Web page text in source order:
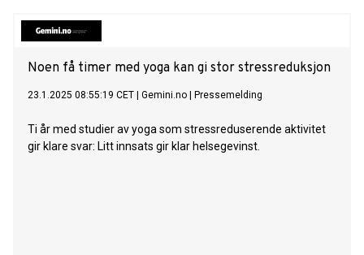
Noen få timer med yoga kan gi stor stressreduksjon
23.1.2025 08:55:19 CET Gemini.no Pressemelding
Ti år med studier av yoga som stressreduserende aktivitet
gir klare svar: Litt innsats gir klar helsegevinst.